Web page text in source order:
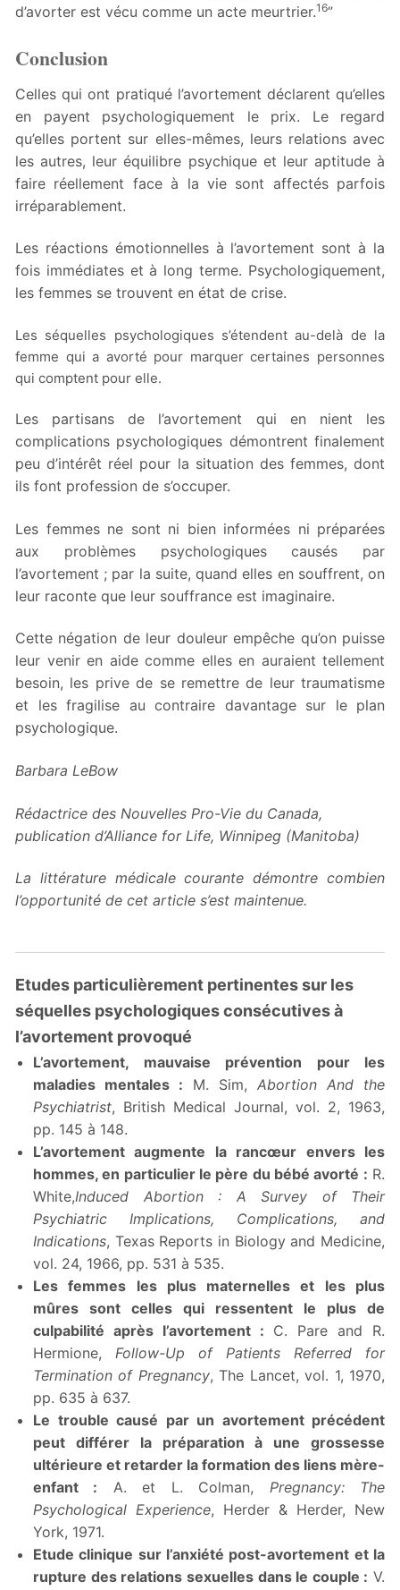
d’avorter est vécu comme un acte meurtrier.16”
Conclusion
Celles qui ont pratiqué l’avortement déclarent qu’elles
en payent psychologiquement le prix. Le regard
qu’elles portent sur elles-mêmes, leurs relations avec
les autres, leur équilibre psychique et leur aptitude à
faire réellement face à la vie sont affectés parfois
irréparablement.
Les réactions émotionnelles à l’avortement sont à la
fois immédiates et à long terme. Psychologiquement,
les femmes se trouvent en état de crise.
Les séquelles psychologiques s’étendent au-delà de la
femme qui a avorté pour marquer certaines personnes
qui comptent pour elle.
Les partisans de l’avortement qui en nient les
complications psychologiques démontrent finalement
peu d’intérêt réel pour la situation des femmes, dont
ils font profession de s’occuper.
Les femmes ne sont ni bien informées ni préparées
aux problèmes psychologiques causés par
l’avortement ; par la suite, quand elles en souffrent, on
leur raconte que leur souffrance est imaginaire.
Cette négation de leur douleur empêche qu’on puisse
leur venir en aide comme elles en auraient tellement
besoin, les prive de se remettre de leur traumatisme
et les fragilise au contraire davantage sur le plan
psychologique.
Barbara LeBow
Rédactrice des Nouvelles Pro-Vie du Canada,
publication d’Alliance for Life, Winnipeg (Manitoba)
La littérature médicale courante démontre combien
l’opportunité de cet article s’est maintenue.
Etudes particulièrement pertinentes sur les
séquelles psychologiques consécutives à
l’avortement provoqué
L’avortement, mauvaise prévention pour les
maladies mentales : M. Sim, Abortion And the
Psychiatrist, British Medical Journal, vol. 2, 1963,
pp. 145 à 148.
L’avortement augmente la rancœur envers les
hommes, en particulier le père du bébé avorté : R.
White,Induced Abortion : A Survey of Their
Psychiatric Implications, Complications, and
Indications, Texas Reports in Biology and Medicine,
vol. 24, 1966, pp. 531 à 535.
Les femmes les plus maternelles et les plus
mûres sont celles qui ressentent le plus de
culpabilité après l’avortement : C. Pare and R.
Hermione, Follow-Up of Patients Referred for
Termination of Pregnancy, The Lancet, vol. 1, 1970,
pp. 635 à 637.
Le trouble causé par un avortement précédent
peut différer la préparation à une grossesse
ultérieure et retarder la formation des liens mère-
enfant : A. et L. Colman, Pregnancy: The
Psychological Experience, Herder & Herder, New
York, 1971.
Etude clinique sur l’anxiété post-avortement et la
rupture des relations sexuelles dans le couple : V.